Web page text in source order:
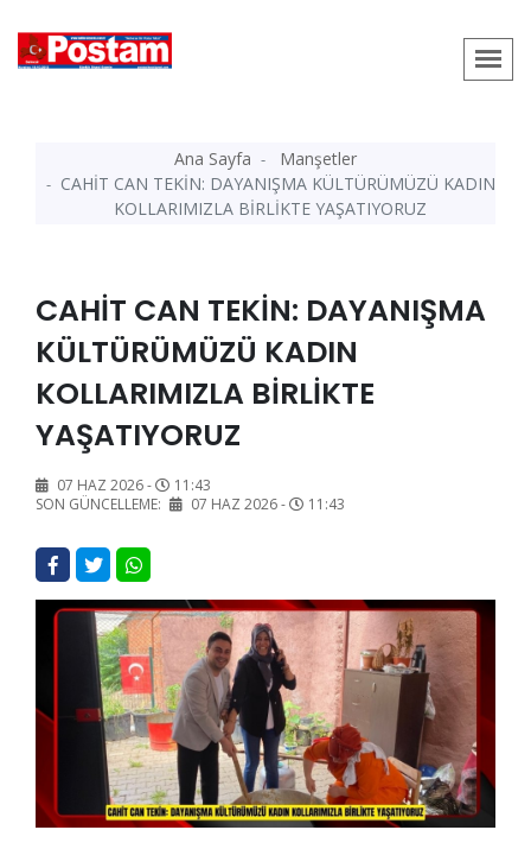
Ana Sayfa
Manşetler
CAHİT CAN TEKİN: DAYANIŞMA KÜLTÜRÜMÜZÜ KADIN
KOLLARIMIZLA BİRLİKTE YAŞATIYORUZ
CAHİT CAN TEKİN: DAYANIŞMA
KÜLTÜRÜMÜZÜ KADIN
KOLLARIMIZLA BİRLİKTE
YAŞATIYORUZ
07 HAZ 2026 -
11:43
SON GÜNCELLEME:
07 HAZ 2026 - 11:43